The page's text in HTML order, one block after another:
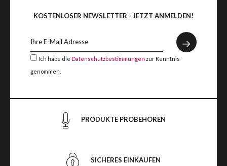
KOSTENLOSER NEWSLETTER - JETZT ANMELDEN!
Ich habe die Datenschutzbestimmungen zur Kenntnis
genommen.
PRODUKTE PROBEHÖREN
SICHERES EINKAUFEN